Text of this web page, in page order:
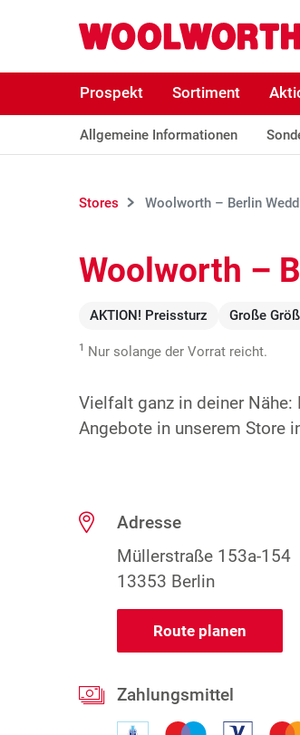
Woolworth GmbH
Prospekt Sortiment
Allgemeine Informationen
Stores Woolworth – Berlin
Woolworth –
AKTION! Preissturz Große
1 Nur solange der Vorrat reicht.
Vielfalt ganz in deiner Nähe:
Angebote in unserem Store
Adresse
Müllerstraße 153a-154
13353 Berlin
Route planen
Zahlungsmittel